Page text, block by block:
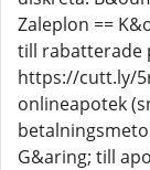
Zaleplon ==
till rabatterade
https://cutt.ly/
onlineapotek
G&aring; till